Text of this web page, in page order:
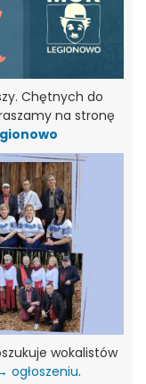
Chętnych do
na stronę
wokalistów
ogłoszeniu.